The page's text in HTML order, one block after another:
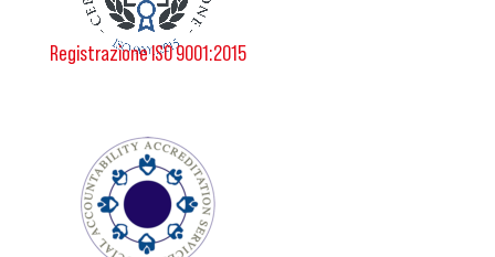
Registrazione ISO 9001:2015